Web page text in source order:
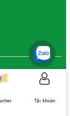
cấp: Hồ Chí Minh
Tài khoản